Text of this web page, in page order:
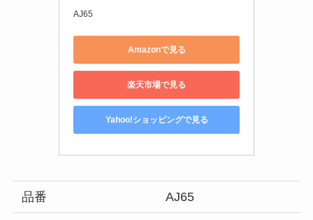
AJ65
Amazonで見る
楽天市場で見る
Yahoo!ショッピングで見る
品番 AJ65